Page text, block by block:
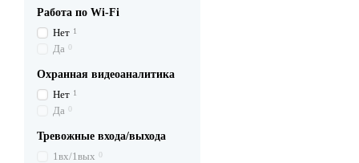
Работа по Wi-Fi
Нет 1
Да 0
Охранная видеоаналитика
Нет 1
Да 0
Тревожные входа/выхода
1вх/1вых 0